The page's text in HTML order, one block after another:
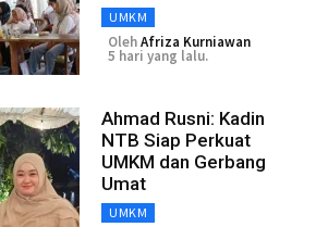
UMKM
OlehAfriza Kurniawan
5 hari yang lalu.
Ahmad Rusni: Kadin
NTB Siap Perkuat
UMKM dan Gerbang
Umat
UMKM